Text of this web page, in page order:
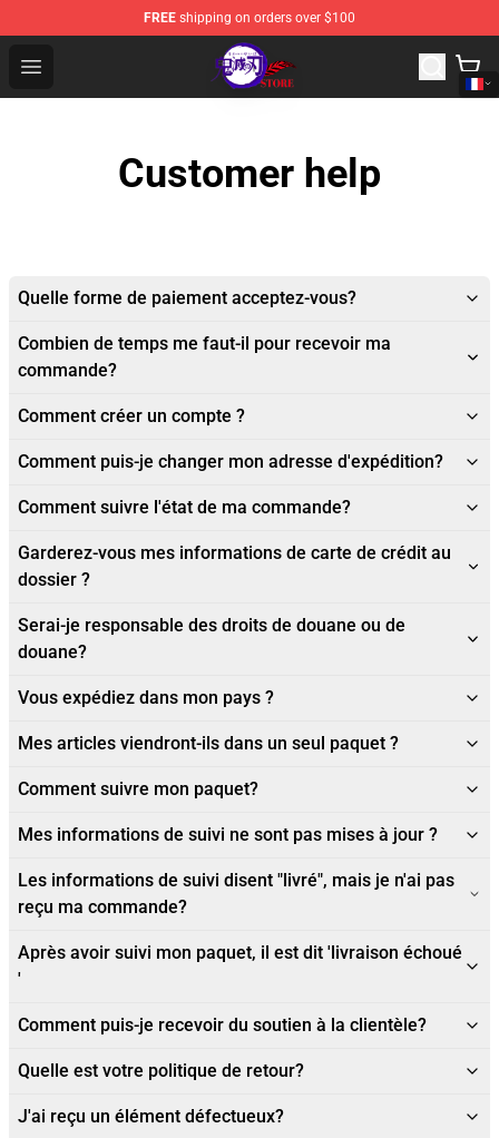
FREE shipping on orders over $100
Open menu
Kimetsu no Yaiba Store - Official Kimetsu no Yaiba
Customer help
Quelle forme de paiement acceptez-vous?
Combien de temps me faut-il pour recevoir ma
commande?
Comment créer un compte ?
Comment puis-je changer mon adresse d'expédition?
Comment suivre l'état de ma commande?
Garderez-vous mes informations de carte de crédit au
dossier ?
Serai-je responsable des droits de douane ou de
douane?
Vous expédiez dans mon pays ?
Mes articles viendront-ils dans un seul paquet ?
Comment suivre mon paquet?
Mes informations de suivi ne sont pas mises à jour ?
Les informations de suivi disent "livré", mais je n'ai pas
reçu ma commande?
Après avoir suivi mon paquet, il est dit 'livraison échoué
'
Comment puis-je recevoir du soutien à la clientèle?
Quelle est votre politique de retour?
J'ai reçu un élément défectueux?